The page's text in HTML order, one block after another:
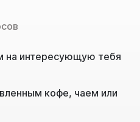
на интересующую тебя
кофе, чаем или